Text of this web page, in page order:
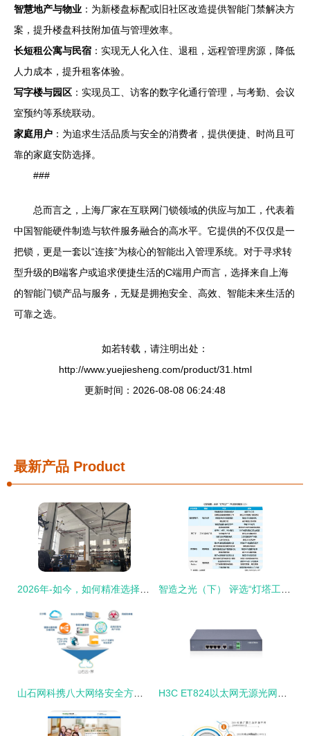
智慧地产与物业 ：为新楼盘标配或旧社区改造提供智能门禁解决方
案，提升楼盘科技附加值与管理效率。
长短租公寓与民宿 ：实现无人化入住、退租，远程管理房源，降低
人力成本，提升租客体验。
写字楼与园区 ：实现员工、访客的数字化通行管理，与考勤、会议
室预约等系统联动。
家庭用户 ：为追求生活品质与安全的消费者，提供便捷、时尚且可
靠的家庭安防选择。
###
总而言之，上海厂家在互联网门锁领域的供应与加工，代表着
中国智能硬件制造与软件服务融合的高水平。它提供的不仅仅是一
把锁，更是一套以“连接”为核心的智能出入管理系统。对于寻求转
型升级的B端客户或追求便捷生活的C端用户而言，选择来自上海
的智能门锁产品与服务，无疑是拥抱安全、高效、智能未来生活的
可靠之选。
如若转载，请注明出处：
http://www.yuejiesheng.com/product/31.html
更新时间：2026-08-08 06:24:48
最新产品 Product